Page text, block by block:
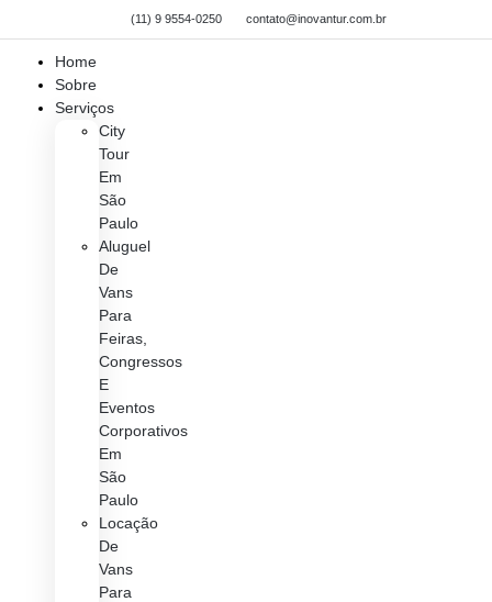
(11) 9 9554-0250 contato@inovantur.com.br
Home
Sobre
Serviços
City
Tour
Em
São
Paulo
Aluguel
De
Vans
Para
Feiras,
Congressos
E
Eventos
Corporativos
Em
São
Paulo
Locação
De
Vans
Para